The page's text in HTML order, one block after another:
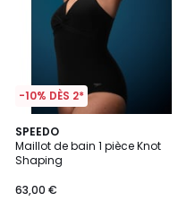
-10% DÈS 2*
SPEEDO
Maillot de bain 1 pièce Knot
Shaping
63,00 €